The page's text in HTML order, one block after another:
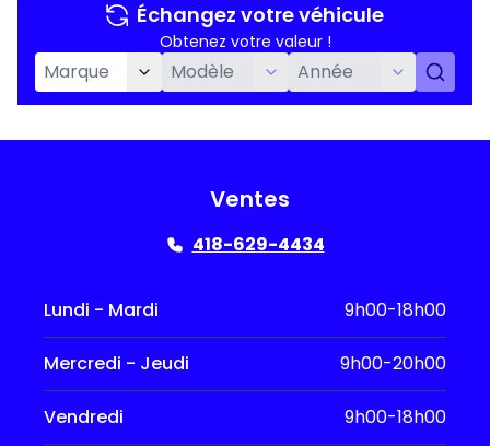
Échangez votre véhicule
Obtenez votre valeur !
Ventes
418-629-4434
Lundi - Mardi 9h00-18h00
Mercredi - Jeudi 9h00-20h00
Vendredi 9h00-18h00